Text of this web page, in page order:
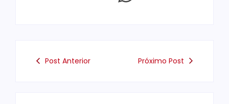
Post Anterior Próximo Post